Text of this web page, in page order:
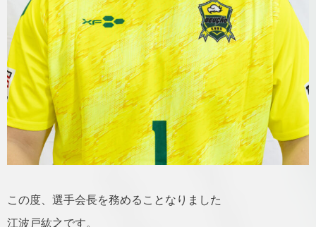
この度、選手会長を務めることなりました
江波戸紘之です。